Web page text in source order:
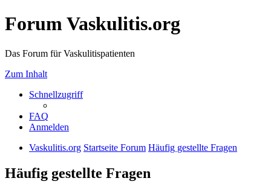
Forum Vaskulitis.org
Das Forum für Vaskulitispatienten
Zum Inhalt
Schnellzugriff
FAQ
Anmelden
Vaskulitis.org Startseite Forum Häufig gestellte Fragen
Häufig gestellte Fragen